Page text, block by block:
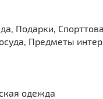
Подарки,
Предметы
одежда